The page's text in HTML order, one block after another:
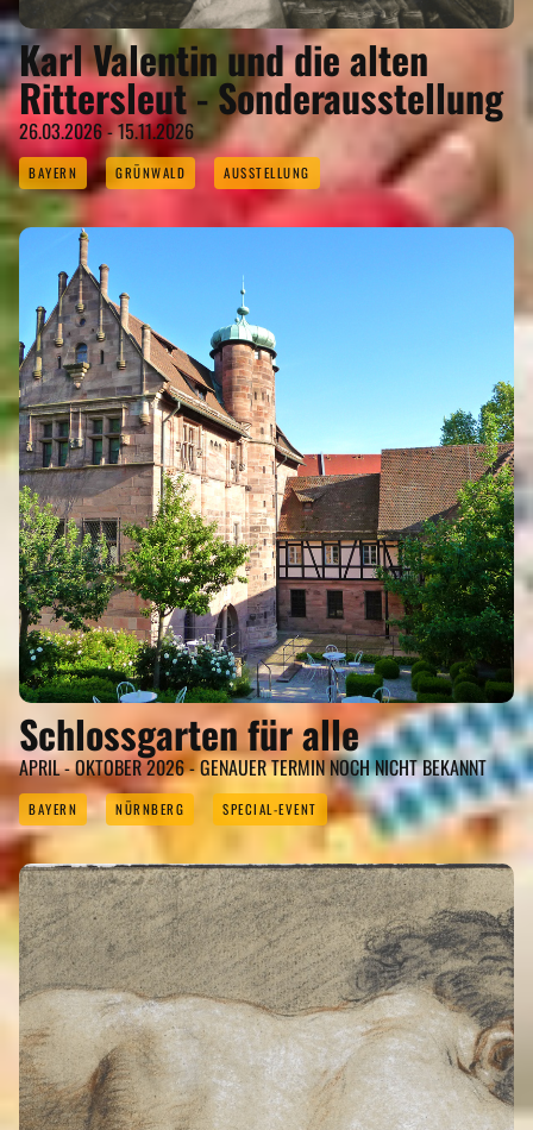
Karl Valentin und die alten
Rittersleut - Sonderausstellung
26.03.2026 - 15.11.2026
BAYERN GRÜNWALD AUSSTELLUNG
Schlossgarten für alle
APRIL - OKTOBER 2026 - GENAUER TERMIN NOCH NICHT BEKANNT
BAYERN NÜRNBERG SPECIAL-EVENT